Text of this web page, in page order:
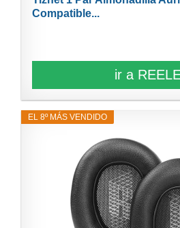
Compatible...
ir a
EL 8º MÁS VENDIDO